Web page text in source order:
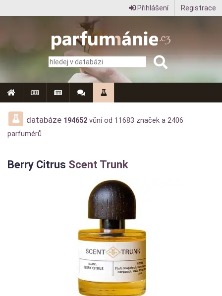
Přihlášení Registrace
Parfumanie.cz
–
vše
o
vůních,
parfémech
a
aromaterapii
databáze 194652 vůní od 11683 značek a 2406
parfumérů
Berry Citrus Scent Trunk